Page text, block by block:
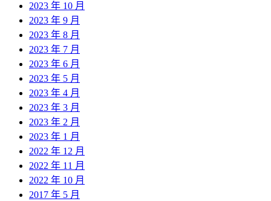
2023 年 10 月
2023 年 9 月
2023 年 8 月
2023 年 7 月
2023 年 6 月
2023 年 5 月
2023 年 4 月
2023 年 3 月
2023 年 2 月
2023 年 1 月
2022 年 12 月
2022 年 11 月
2022 年 10 月
2017 年 5 月